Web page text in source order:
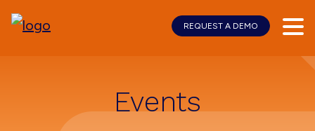
Events
REQUEST A DEMO